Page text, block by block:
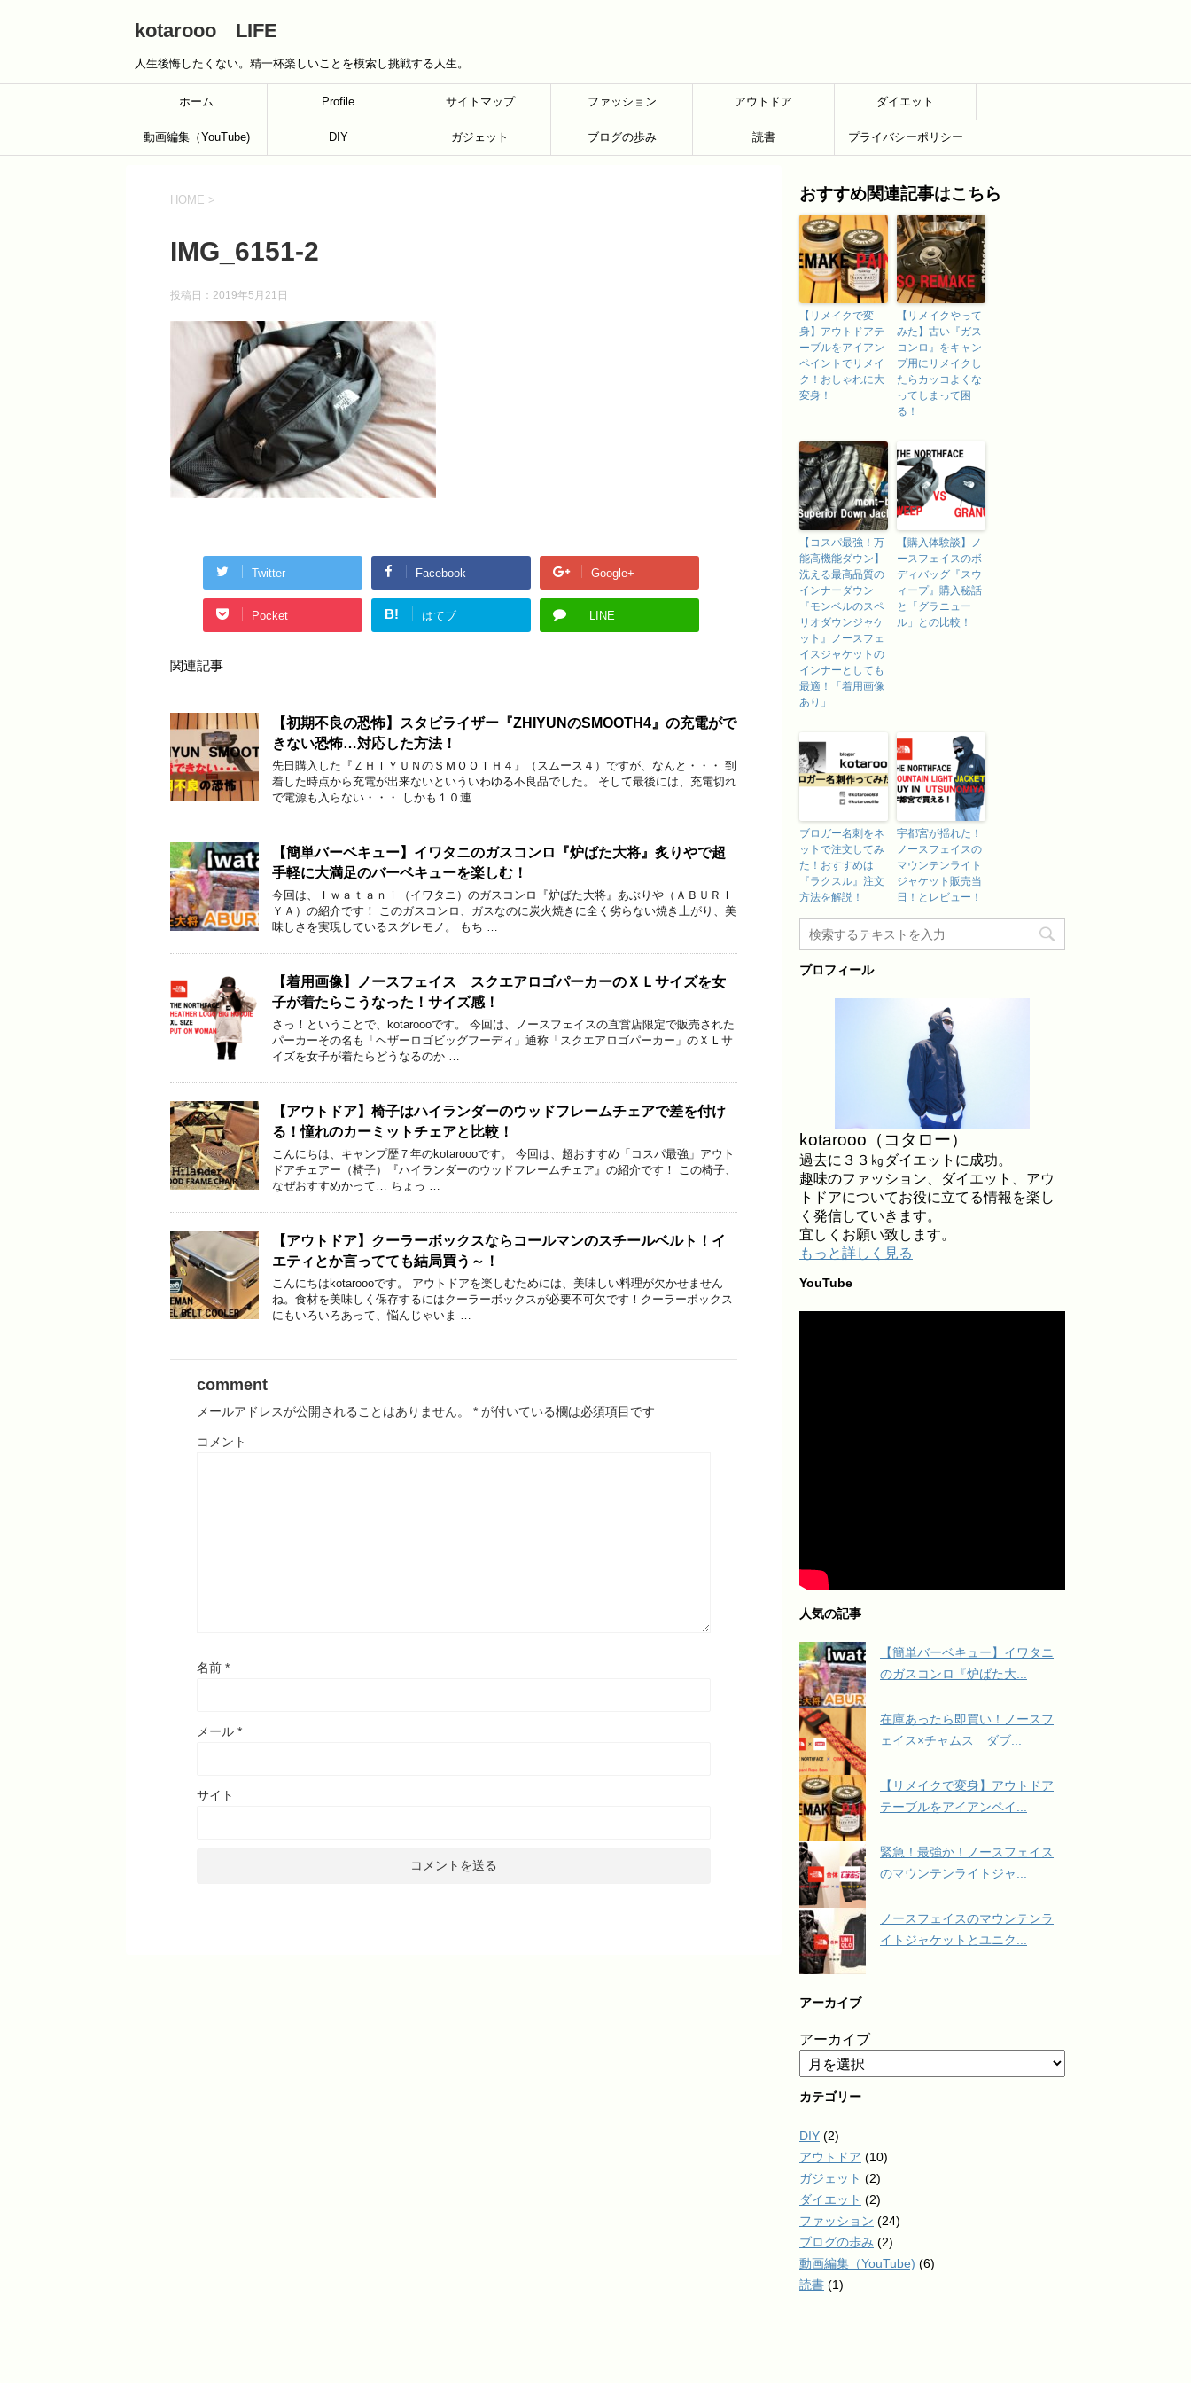
kotarooo LIFE
人生後悔したくない。精一杯楽しいことを模索し挑戦する人生。
ホーム Profile サイトマップ ファッション アウトドア ダイエット
動画編集（YouTube) DIY ガジェット ブログの歩み 読書 プライバシーポリシー
HOME >
IMG_6151-2
投稿日： 2019年5月21日
Twitter Facebook Google+
Pocket B! はてブ LINE
関連記事
【初期不良の恐怖】スタビライザー『ZHIYUNのSMOOTH4』の充電がで
きない恐怖…対応した方法！
先日購入した『ＺＨＩＹＵＮのＳＭＯＯＴＨ４』（スムース４）ですが、なんと・・・ 到
着した時点から充電が出来ないといういわゆる不良品でした。 そして最後には、充電切れ
で電源も入らない・・・ しかも１０連 …
【簡単バーベキュー】イワタニのガスコンロ『炉ばた大将』炙りやで超
手軽に大満足のバーベキューを楽しむ！
今回は、Ｉｗａｔａｎｉ（イワタニ）のガスコンロ『炉ばた大将』あぶりや（ＡＢＵＲＩ
ＹＡ）の紹介です！ このガスコンロ、ガスなのに炭火焼きに全く劣らない焼き上がり、美
味しさを実現しているスグレモノ。 もち …
【着用画像】ノースフェイス スクエアロゴパーカーのＸＬサイズを女
子が着たらこうなった！サイズ感！
さっ！ということで、kotaroooです。 今回は、ノースフェイスの直営店限定で販売された
パーカーその名も「ヘザーロゴビッグフーディ」通称「スクエアロゴパーカー」のＸＬサ
イズを女子が着たらどうなるのか …
【アウトドア】椅子はハイランダーのウッドフレームチェアで差を付け
る！憧れのカーミットチェアと比較！
こんにちは、キャンプ歴７年のkotaroooです。 今回は、超おすすめ「コスパ最強」アウト
ドアチェアー（椅子）『ハイランダーのウッドフレームチェア』の紹介です！ この椅子、
なぜおすすめかって… ちょっ …
【アウトドア】クーラーボックスならコールマンのスチールベルト！イ
エティとか言ってても結局買う～！
こんにちはkotaroooです。 アウトドアを楽しむためには、美味しい料理が欠かせません
ね。食材を美味しく保存するにはクーラーボックスが必要不可欠です！クーラーボックス
にもいろいろあって、悩んじゃいま …
comment
メールアドレスが公開されることはありません。 * が付いている欄は必須項目です
コメント
名前 *
メール *
サイト
おすすめ関連記事はこちら
【リメイクで変
身】アウトドアテ
ーブルをアイアン
ペイントでリメイ
ク！おしゃれに大
変身！
【リメイクやって
みた】古い『ガス
コンロ』をキャン
プ用にリメイクし
たらカッコよくな
ってしまって困
る！
【コスパ最強！万
能高機能ダウン】
洗える最高品質の
インナーダウン
『モンベルのスペ
リオダウンジャケ
ット』ノースフェ
イスジャケットの
インナーとしても
最適！「着用画像
あり」
【購入体験談】ノ
ースフェイスのボ
ディバッグ『スウ
ィープ』購入秘話
と「グラニュー
ル」との比較！
ブロガー名刺をネ
ットで注文してみ
た！おすすめは
『ラクスル』注文
方法を解説！
宇都宮が揺れた！
ノースフェイスの
マウンテンライト
ジャケット販売当
日！とレビュー！
プロフィール
kotarooo（コタロー）
過去に３３㎏ダイエットに成功。
趣味のファッション、ダイエット、アウ
トドアについてお役に立てる情報を楽し
く発信していきます。
宜しくお願い致します。
もっと詳しく見る
YouTube
人気の記事
【簡単バーベキュー】イワタニ
のガスコンロ『炉ばた大...
在庫あったら即買い！ノースフ
ェイス×チャムス ダブ...
【リメイクで変身】アウトドア
テーブルをアイアンペイ...
緊急！最強か！ノースフェイス
のマウンテンライトジャ...
ノースフェイスのマウンテンラ
イトジャケットとユニク...
アーカイブ
アーカイブ
カテゴリー
DIY (2)
アウトドア (10)
ガジェット (2)
ダイエット (2)
ファッション (24)
ブログの歩み (2)
動画編集（YouTube) (6)
読書 (1)